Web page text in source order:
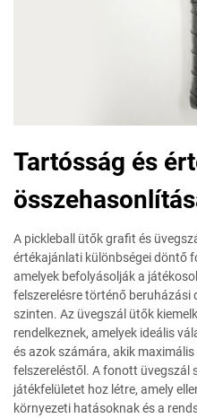
Tartósság és
A pickleball ütők grafit és
értékajánlati különbségei döntő
amelyek befolyásolják a
felszerelésre történő
szinten. Az üvegszál ütők
rendelkeznek, amelyek ideális
és azok számára, akik
felszereléstől. A fonott üvegszál
játékfelületet hoz létre, amely
környezeti hatásoknak és a